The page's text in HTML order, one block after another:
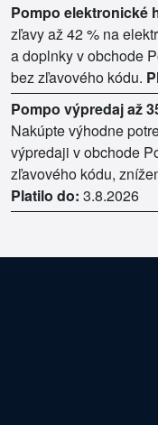
Pompo elektronické
zľavy až 42 % na
a doplnky v obchode
bez zľavového kódu.
Pompo výpredaj až
Nakúpte výhodne
výpredaji v obchode
zľavového kódu,
Platilo do: 3.8.2026